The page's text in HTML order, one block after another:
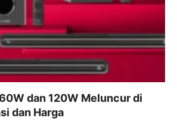
dan 120W Meluncur di
dan Harga